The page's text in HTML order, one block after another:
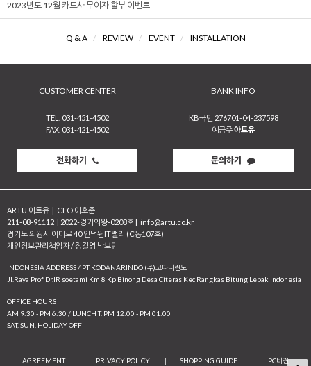
2023년도 12월 카드사 무이자 할부 이벤트
Q & A / REVIEW / EVENT / INSTALLATION
CUSTOMER CENTER
TEL. 031-451-4502
FAX. 031-421-4502
전화하기
BANK INFO
KB국민 276701-04-237598
예금주아트유
문의하기
ARTU 아트유 | CEO 이호준
211-08-91112 | 2022-경기의왕-0208호 | info@artu.co.kr
경기도 의왕시 이미로 40 인덕원IT밸리 (C동107호)
개인정보관리책임자 / 정길영 박보민
INDONESIA ADDRESS / PT KODANARINDO (주)코다나린도
JI.Raya Prof Dr.IR soetami Km 8 Kp Binong Desa Citeras Kec Rangkas Bitung Lebak Indonesia
OFFICE HOURS
AM 9:30 - PM 6:30 / LUNCH T. PM 12:00 - PM 01:00
SAT, SUN, HOLIDAY OFF
AGREEMENT | PRIVACY POLICY | SHOPPING GUIDE | PC버전